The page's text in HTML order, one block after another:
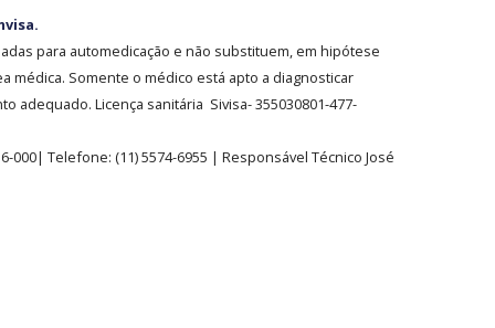
para automedicação e não substituem, em hipótese
médica. Somente o médico está apto a diagnosticar
Licença sanitária Sivisa- 355030801-477-
000| Telefone: (11)5574-6955 | Responsável Técnico José